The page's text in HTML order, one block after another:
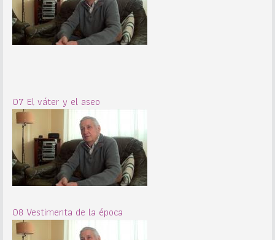
07 El váter y el aseo
08 Vestimenta de la época